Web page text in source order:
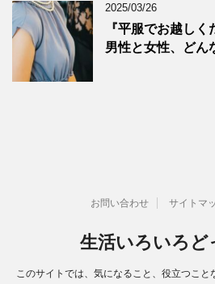
2025/03/26
『平服でお越し
男性と女性、どん
お問い合わせ サイトマ
生活いろいろど
このサイトでは、気になること、役立つこと